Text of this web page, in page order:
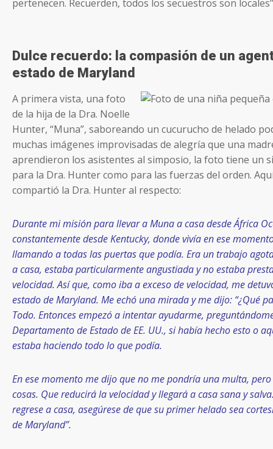
pertenecen. Recuerden, todos los secuestros son
Dulce recuerdo: la compasión de un
estado de Maryland
A primera vista, una foto
de la hija de la Dra. Noelle
Hunter, “Muna”, saboreando un cucurucho de helado
muchas imágenes improvisadas de alegría que una
aprendieron los asistentes al simposio, la foto tiene un
para la Dra. Hunter como para las fuerzas del orden.
compartió la Dra. Hunter al respecto:
Durante mi misión para llevar a Muna a casa desde África
constantemente desde Kentucky, donde vivía en ese
llamando a todas las puertas que podía. Era un trabajo
a casa, estaba particularmente angustiada y no estaba
velocidad. Así que, como iba a exceso de velocidad, me
estado de Maryland. Me echó una mirada y me dijo: “¿Qué
Todo. Entonces empezó a intentar ayudarme,
Departamento de Estado de EE. UU., si había hecho esto o
estaba haciendo todo lo que podía.
En ese momento me dijo que no me pondría una multa,
cosas. Que reducirá la velocidad y llegará a casa sana y
regrese a casa, asegúrese de que su primer helado sea
de Maryland”.